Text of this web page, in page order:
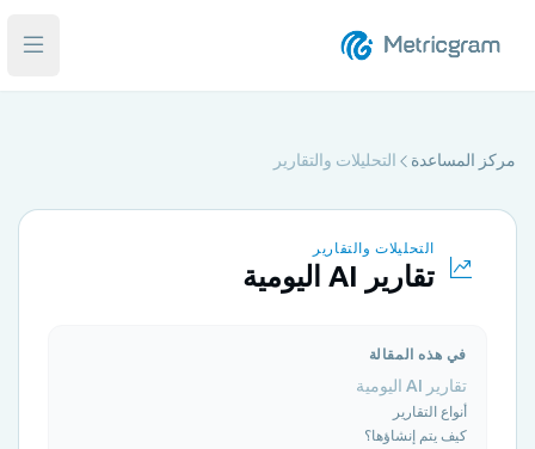
فتح
مركز المساعدة التحليلات والتقارير
التحليلات والتقارير
تقارير AI اليومية
في هذه المقالة
تقارير AI اليومية
أنواع التقارير
كيف يتم إنشاؤها؟